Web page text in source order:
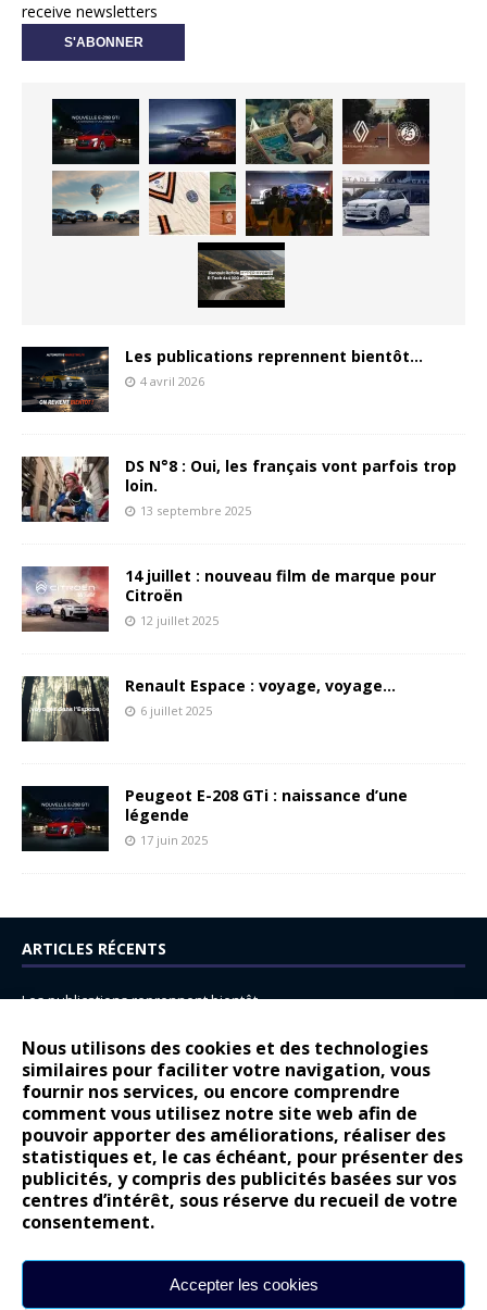
Nous utilisons des cookies et des technologies
similaires pour faciliter votre navigation, vous
fournir nos services, ou encore comprendre
comment vous utilisez notre site web afin de
pouvoir apporter des améliorations, réaliser des
statistiques et, le cas échéant, pour présenter des
publicités, y compris des publicités basées sur vos
centres d’intérêt, sous réserve du recueil de votre
consentement.
Accepter les cookies
receive newsletters
Les publications reprennent bientôt…
4 avril 2026
DS N°8 : Oui, les français vont parfois trop
loin.
13 septembre 2025
14 juillet : nouveau film de marque pour
Citroën
12 juillet 2025
Renault Espace : voyage, voyage…
6 juillet 2025
Peugeot E-208 GTi : naissance d’une
légende
17 juin 2025
ARTICLES RÉCENTS
Les publications reprennent bientôt…
14 juillet : nouveau film de marque pour Citroën
Renault Espace : voyage, voyage…
Peugeot E-208 GTi : naissance d’une légende
COMMENTAIRES RÉCENTS
Bernard Dardartdans
Gilly
gyo